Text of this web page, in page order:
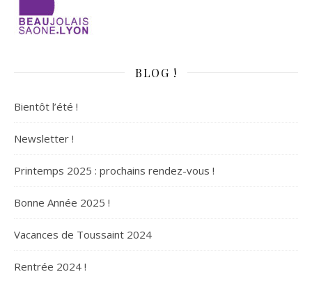
BLOG !
Bientôt l’été !
Newsletter !
Printemps 2025 : prochains rendez-vous !
Bonne Année 2025 !
Vacances de Toussaint 2024
Rentrée 2024 !